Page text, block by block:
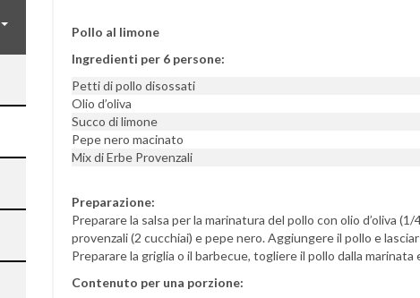
Pollo al limone
Ingredienti per 6 persone:
Petti di pollo disossati
Olio d’oliva
Succo di limone
Pepe nero macinato
Mix di Erbe Provenzali
Preparazione:
Preparare la salsa per la marinatura del pollo con olio d’oliva
provenzali (2 cucchiai) e pepe nero. Aggiungere il pollo e lasciar
Preparare la griglia o il barbecue, togliere il pollo dalla
Contenuto per una porzione: